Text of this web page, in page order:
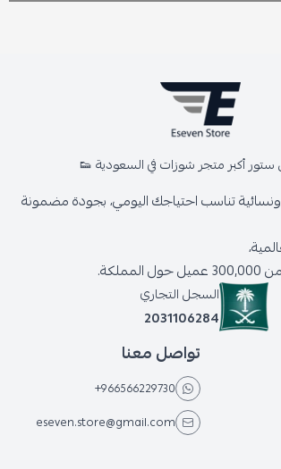
أكبر متجر شوزات في السعودية 👟
تناسب احتياجك اليومي، بجودة مضمونة
السجل التجاري
2031106284
تواصل معنا
+966566229730
eseven.store@gmail.com